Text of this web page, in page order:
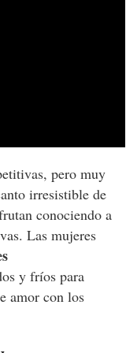
pero muy
irresistible de
conociendo a
Las mujeres
y fríos para
amor con los